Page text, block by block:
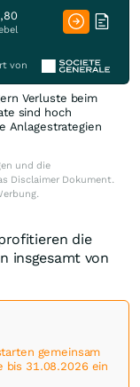
von
Verluste beim
sind hoch
Anlagestrategien
und die
Disclaimer Dokument.
die
insgesamt von
gemeinsam
bis 31.08.2026 ein